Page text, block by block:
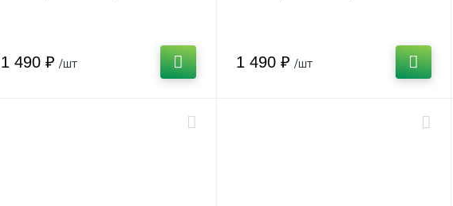
1 490 ₽ /шт 1 490 ₽ /шт